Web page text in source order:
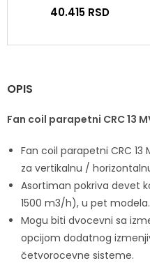
40.415 RSD
OPIS
Fan coil parapetni CRC 13
Fan coil parapetni CRC 13
za vertikalnu /
Asortiman pokriva devet
1500 m3/h), u pet modela.
Mogu biti dvocevni sa
opcijom dodatnog
četvorocevne sisteme.